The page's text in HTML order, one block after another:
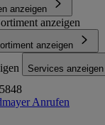
anzeigen
anzeigen
anzeigen
Services anzeigen
Anrufen